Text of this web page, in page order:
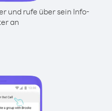
und rufe über sein Info-
an